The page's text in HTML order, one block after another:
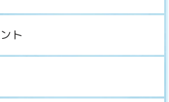
ト